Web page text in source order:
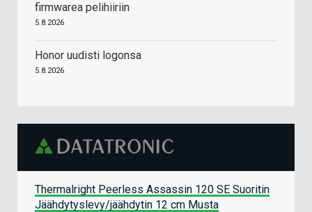
firmwarea pelihiiriin
5.8.2026
Honor uudisti logonsa
5.8.2026
Thermalright Peerless Assassin 120 SE Suoritin
Jäähdytyslevy/jäähdytin 12 cm Musta